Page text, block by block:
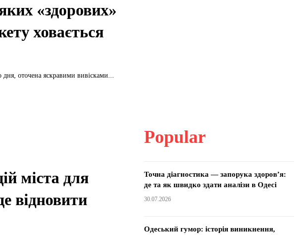
«здорових»
ховається
оточена яскравими вивісками...
міста для
відновити
Popular
Точна діагностика — запорука здоров’я:
де та як швидко здати аналізи в Одесі
30.07.2026
Одеський гумор: історія виникнення,